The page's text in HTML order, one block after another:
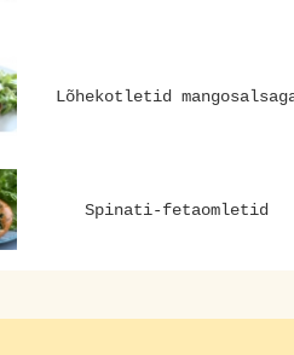
Lõhekotletid
Spinati-fetaomletid